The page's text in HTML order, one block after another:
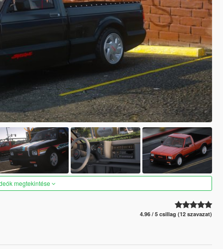
megtekintése
4.96 / 5 csillag (12 szavazat)